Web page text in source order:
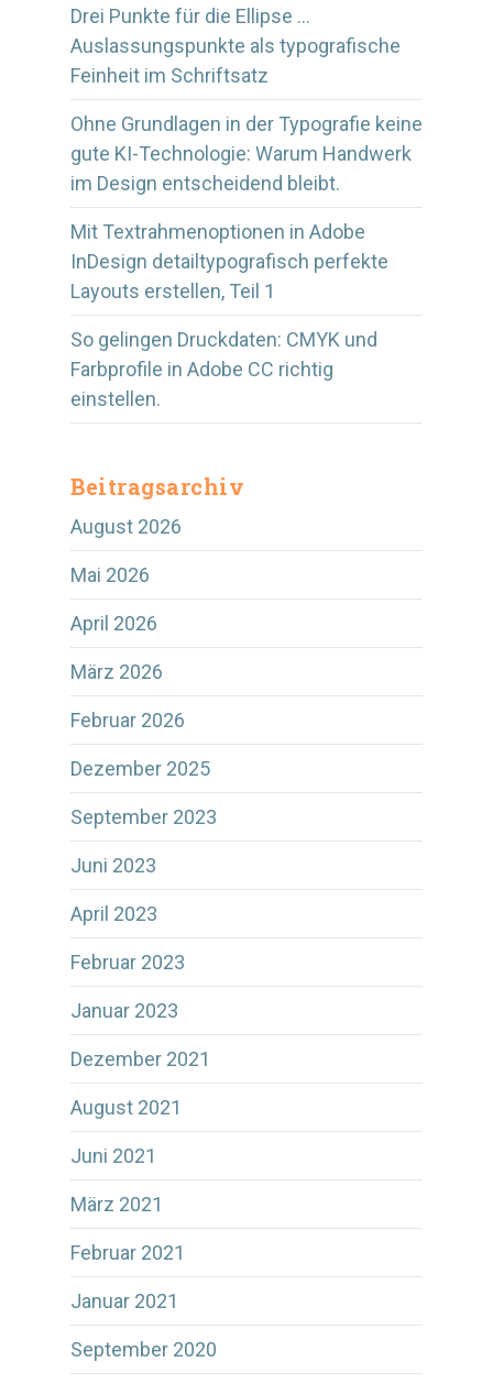
Drei Punkte für die Ellipse …
Auslassungspunkte als typografische
Feinheit im Schriftsatz
Ohne Grundlagen in der Typografie keine
gute KI-Technologie: Warum Handwerk
im Design entscheidend bleibt.
Mit Textrahmenoptionen in Adobe
InDesign detailtypografisch perfekte
Layouts erstellen, Teil 1
So gelingen Druckdaten: CMYK und
Farbprofile in Adobe CC richtig
einstellen.
Beitragsarchiv
August 2026
Mai 2026
April 2026
März 2026
Februar 2026
Dezember 2025
September 2023
Juni 2023
April 2023
Februar 2023
Januar 2023
Dezember 2021
August 2021
Juni 2021
März 2021
Februar 2021
Januar 2021
September 2020